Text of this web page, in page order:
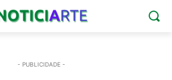
- PUBLICIDADE -